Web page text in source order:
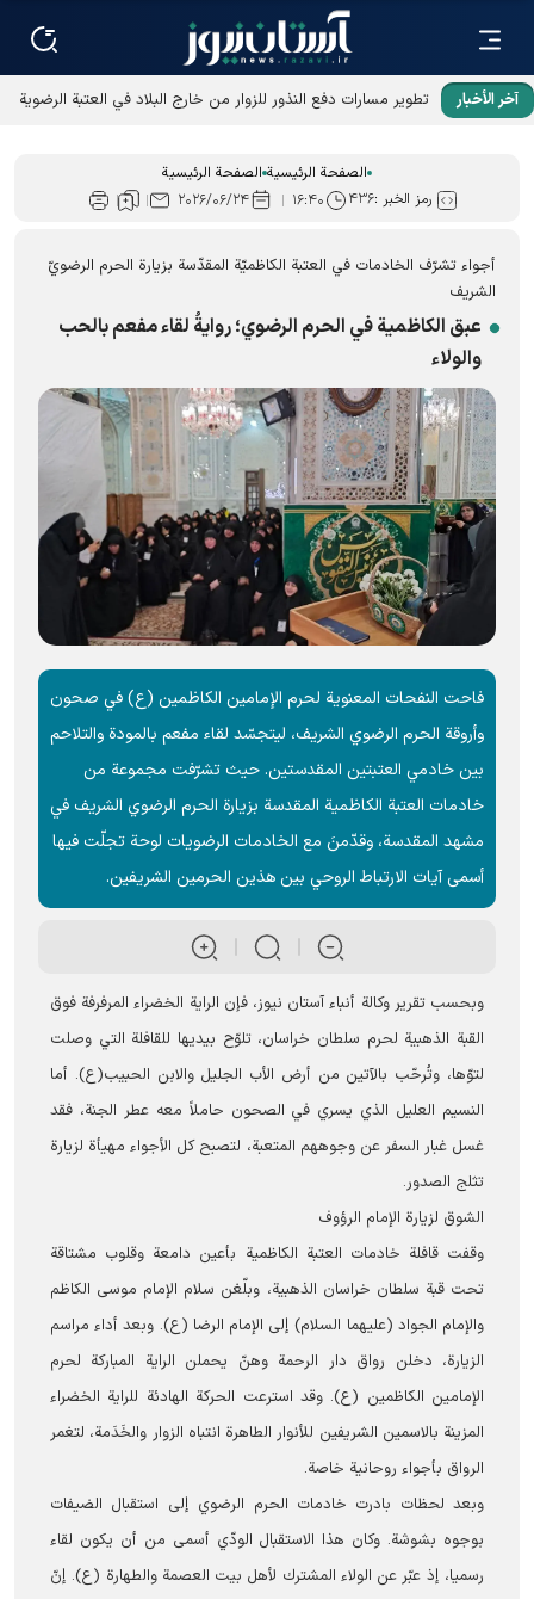
آخر الأخبار
تطوير مسارات دفع النذور للزوار من خارج البلاد في العتبة الرضوية
الصفحة الرئيسية الصفحة الرئيسية
رمز الخبر :۴۳۶ ۱۶:۴۰ ۲۰۲۶/۰۶/۲۴
أجواء تشرّف الخادمات في العتبة الكاظميّة المقدّسة بزيارة الحرم الرضويّ
الشریف
عبق الكاظمية في الحرم الرضوي؛ روايةُ لقاء مفعم بالحب
والولاء
فاحت النفحات المعنوية لحرم الإمامين الكاظمين (ع) في صحون
وأروقة الحرم الرضوي الشریف، ليتجسّد لقاء مفعم بالمودة والتلاحم
بين خادمي العتبتين المقدستین. حيث تشرّفت مجموعة من
خادمات العتبة الكاظمية المقدسة بزيارة الحرم الرضوي الشریف في
مشهد المقدسة، وقدّمنَ مع الخادمات الرضويات لوحة تجلّت فيها
أسمى آيات الارتباط الروحي بين هذين الحرمين الشريفين.
وبحسب تقرير وکالة أنباء آستان نيوز، فإن الراية الخضراء المرفرفة فوق
القبة الذهبية لحرم سلطان خراسان، تلوّح بيديها للقافلة التي وصلت
لتوّها، وتُرحّب بالآتين من أرض الأب الجليل والابن الحبيب(ع). أما
النسيم العليل الذي يسري في الصحون حاملاً معه عطر الجنة، فقد
غسل غبار السفر عن وجوههم المتعبة، لتصبح كل الأجواء مهيأة لزيارة
تثلج الصدور.
الشوق لزيارة الإمام الرؤوف
وقفت قافلة خادمات العتبة الكاظمية بأعين دامعة وقلوب مشتاقة
تحت قبة سلطان خراسان الذهبية، وبلّغن سلام الإمام موسى الكاظم
والإمام الجواد (عليهما السلام) إلى الإمام الرضا (ع). وبعد أداء مراسم
الزيارة، دخلن رواق دار الرحمة وهنّ يحملن الراية المباركة لحرم
الإمامين الكاظمين (ع). وقد استرعت الحركة الهادئة للراية الخضراء
المزينة بالاسمين الشريفين للأنوار الطاهرة انتباه الزوار والخَدَمة، لتغمر
الرواق بأجواء روحانية خاصة.
وبعد لحظات بادرت خادمات الحرم الرضوي إلى استقبال الضيفات
بوجوه بشوشة. وكان هذا الاستقبال الودّي أسمى من أن يكون لقاء
رسميا، إذ عبّر عن الولاء المشترك لأهل بيت العصمة والطهارة (ع). إنّ